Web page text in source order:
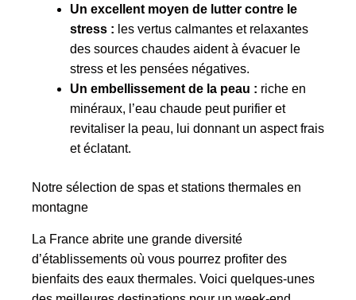
Un excellent moyen de lutter contre le
stress : les vertus calmantes et relaxantes
des sources chaudes aident à évacuer le
stress et les pensées négatives.
Un embellissement de la peau : riche en
minéraux, l’eau chaude peut purifier et
revitaliser la peau, lui donnant un aspect frais
et éclatant.
Notre sélection de spas et stations thermales en
montagne
La France abrite une grande diversité
d’établissements où vous pourrez profiter des
bienfaits des eaux thermales. Voici quelques-unes